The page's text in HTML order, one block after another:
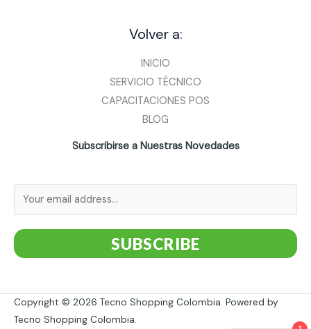
Volver a:
INICIO
SERVICIO TÉCNICO
CAPACITACIONES POS
BLOG
Subscribirse a Nuestras Novedades
SUBSCRIBE
Copyright © 2026 Tecno Shopping Colombia. Powered by
Tecno Shopping Colombia.